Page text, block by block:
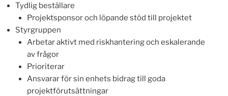
Tydlig beställare
Projektsponsor och löpande stöd till projektet
Styrgruppen
Arbetar aktivt med riskhantering och eskalerande
av frågor
Prioriterar
Ansvarar för sin enhets bidrag till goda
projektförutsättningar